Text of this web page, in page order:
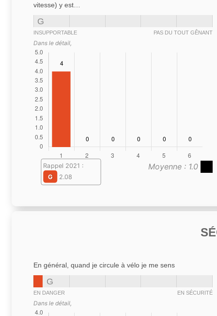
vitesse) y est…
G
INSUPPORTABLE PAS DU TOUT GÊNANT
Dans le détail,
Moyenne : 1.0
Rappel 2021 :
G
2.08
En général, quand je circule à vélo je me sens
G
EN DANGER EN SÉCURITÉ
Dans le détail,